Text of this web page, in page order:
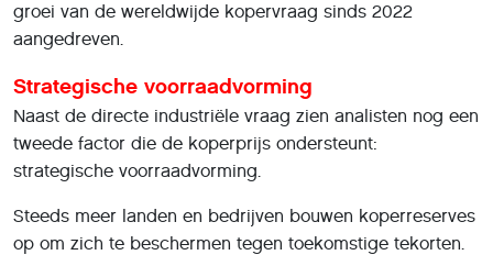
groei van de wereldwijde kopervraag sinds 2022
aangedreven.
Strategische voorraadvorming
Naast de directe industriële vraag zien analisten nog een
tweede factor die de koperprijs ondersteunt:
strategische voorraadvorming.
Steeds meer landen en bedrijven bouwen koperreserves
op om zich te beschermen tegen toekomstige tekorten.